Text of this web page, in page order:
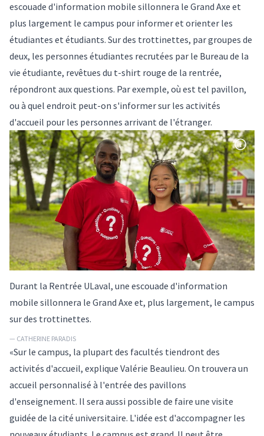
escouade d'information mobile sillonnera le Grand Axe et
plus largement le campus pour informer et orienter les
étudiantes et étudiants. Sur des trottinettes, par groupes de
deux, les personnes étudiantes recrutées par le Bureau de la
vie étudiante, revêtues du t-shirt rouge de la rentrée,
répondront aux questions. Par exemple, où est tel pavillon,
ou à quel endroit peut-on s'informer sur les activités
d'accueil pour les personnes arrivant de l'étranger.
Durant la Rentrée ULaval, une escouade d'information
mobile sillonnera le Grand Axe et, plus largement, le campus
sur des trottinettes.
— CATHERINE PARADIS
«Sur le campus, la plupart des facultés tiendront des
activités d'accueil, explique Valérie Beaulieu. On trouvera un
accueil personnalisé à l'entrée des pavillons
d'enseignement. Il sera aussi possible de faire une visite
guidée de la cité universitaire. L'idée est d'accompagner les